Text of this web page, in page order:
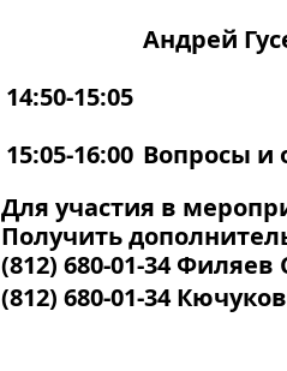
14:50-15:05
Андрей
15:05-16:00 Вопросы и
Для участия в
Получить
(812) 680-01-34 Филяев
(812) 680-01-34